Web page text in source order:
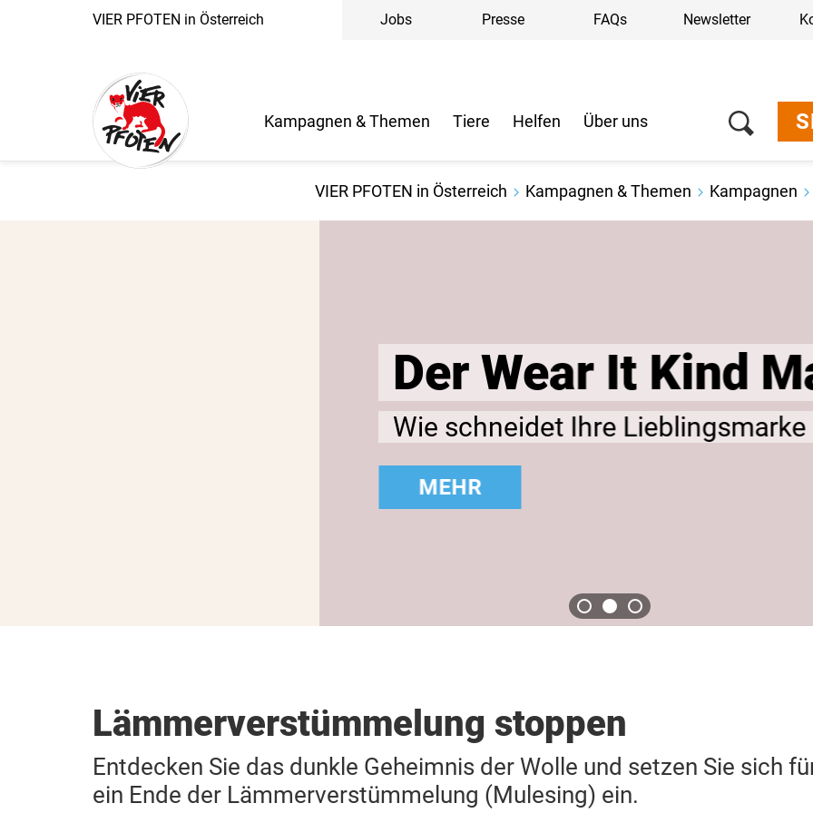
VIER PFOTEN in Österreich Jobs Presse FAQs Newsletter
Kampagnen & Themen Tiere Helfen Über uns
VIER PFOTEN in Österreich Kampagnen & Themen Kampagnen
Der Wear It Kind Markenkompass
Wie schneidet Ihre Lieblingsmarke bei Tierwohl ab?
Lämmerverstümmelung stoppen
Entdecken Sie das dunkle Geheimnis der Wolle und setzen Sie sich
ein Ende der Lämmerverstümmelung (Mulesing) ein.